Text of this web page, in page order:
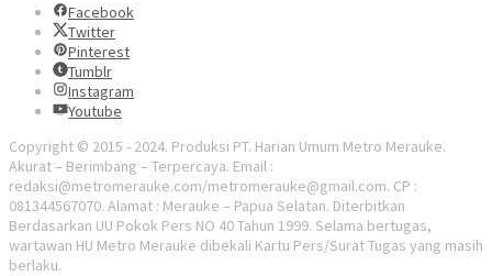
Facebook
Twitter
Pinterest
Tumblr
Instagram
Youtube
Copyright © 2015 - 2024. Produksi PT. Harian Umum Metro Merauke.
Akurat – Berimbang – Terpercaya. Email :
redaksi@metromerauke.com/metromerauke@gmail.com. CP :
081344567070. Alamat : Merauke – Papua Selatan. Diterbitkan
Berdasarkan UU Pokok Pers NO 40 Tahun 1999. Selama bertugas,
wartawan HU Metro Merauke dibekali Kartu Pers/Surat Tugas yang masih
berlaku.